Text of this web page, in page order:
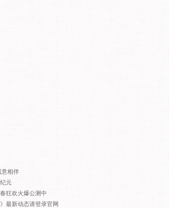
意相伴
元
春狂欢火爆公测中
最新动态请登录官网